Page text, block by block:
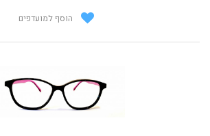
הוסף למועדפים